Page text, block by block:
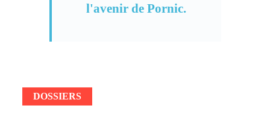
l'avenir de Pornic.
DOSSIERS